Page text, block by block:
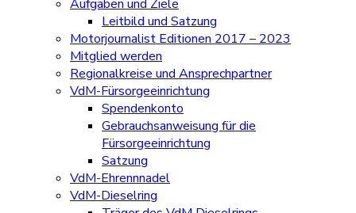
Aufgaben und Ziele
Leitbild und Satzung
Motorjournalist Editionen 2017 – 2023
Mitglied werden
Regionalkreise und Ansprechpartner
VdM-Fürsorgeeinrichtung
Spendenkonto
Gebrauchsanweisung für die
Fürsorgeeinrichtung
Satzung
VdM-Ehrennnadel
VdM-Dieselring